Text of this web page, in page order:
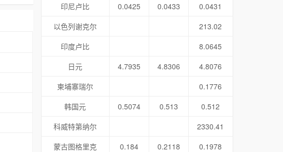
印尼卢比
0.0425 0.0433
0.0431
以色列谢克尔
213.02
印度卢比
8.0645
日元
4.7935 4.8306
4.8076
柬埔寨瑞尔
0.1776
韩国元
0.5074 0.513
0.512
科威特第纳尔
2330.41
蒙古图格里克
0.184 0.2118
0.1978